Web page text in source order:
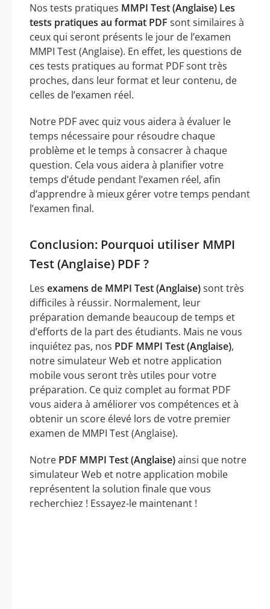
Nos tests pratiques MMPI Test (Anglaise) Les
tests pratiques au format PDF sont similaires à
ceux qui seront présents le jour de l’examen
MMPI Test (Anglaise). En effet, les questions de
ces tests pratiques au format PDF sont très
proches, dans leur format et leur contenu, de
celles de l’examen réel.
Notre PDF avec quiz vous aidera à évaluer le
temps nécessaire pour résoudre chaque
problème et le temps à consacrer à chaque
question. Cela vous aidera à planifier votre
temps d’étude pendant l’examen réel, afin
d’apprendre à mieux gérer votre temps pendant
l’examen final.
Conclusion: Pourquoi utiliser MMPI
Test (Anglaise) PDF ?
Les examens de MMPI Test (Anglaise)sont très
difficiles à réussir. Normalement, leur
préparation demande beaucoup de temps et
d’efforts de la part des étudiants. Mais ne vous
inquiétez pas, nos PDF MMPI Test (Anglaise),
notre simulateur Web et notre application
mobile vous seront très utiles pour votre
préparation. Ce quiz complet au format PDF
vous aidera à améliorer vos compétences et à
obtenir un score élevé lors de votre premier
examen de MMPI Test (Anglaise).
Notre PDF MMPI Test (Anglaise)ainsi que notre
simulateur Web et notre application mobile
représentent la solution finale que vous
recherchiez ! Essayez-le maintenant !